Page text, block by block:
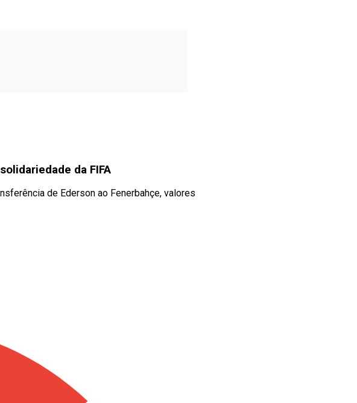
da FIFA
de Ederson ao Fenerbahçe, valores